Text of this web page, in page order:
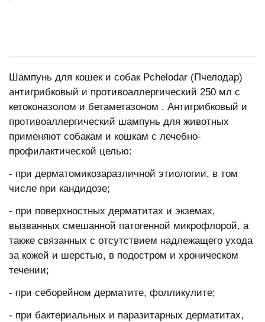
Шампунь для кошек и собак Pchelodar (Пчелодар)
антигрибковый и противоаллергический 250 мл с
кетоконазолом и бетаметазоном . Антигрибковый и
противоаллергический шампунь для животных
применяют собакам и кошкам с лечебно-
профилактической целью:
- при дерматомикозаразличной этиологии, в том
числе при кандидозе;
- при поверхностных дерматитах и экземах,
вызванных смешанной патогенной микрофлорой, а
также связанных с отсутствием надлежащего ухода
за кожей и шерстью, в подостром и хроническом
течении;
- при себорейном дерматите, фолликулите;
- при бактериальных и паразитарных дерматитах,